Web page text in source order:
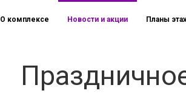
О комплексе Новости и акции Планы